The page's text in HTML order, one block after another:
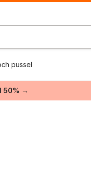
pussel
50% →